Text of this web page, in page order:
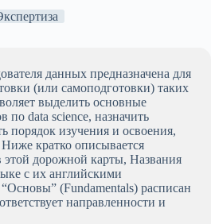
данных предназначена для
(или самоподготовки) таких
выделить основные
по data science, назначить
порядок изучения и освоения,
кратко описывается
дорожной карты, Названия
с их английскими
(Fundamentals) расписан
направленности и